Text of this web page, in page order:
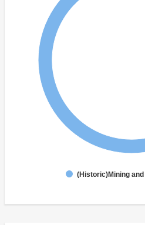
(Historic)Mining